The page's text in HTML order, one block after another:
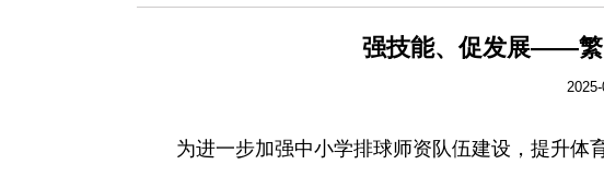
强技能、促发展——繁
为进一步加强中小学排球师资队伍建设，提升体